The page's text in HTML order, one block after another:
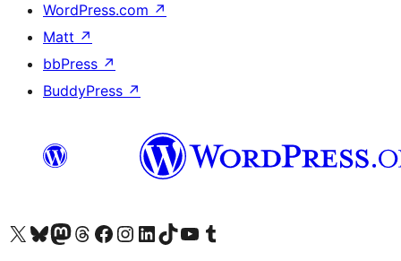
WordPress.com ↗
Matt ↗
bbPress ↗
BuddyPress ↗
Odwiedź nasze konto X (dawniej Twitter)
Odwiedź nasze konto Bluesky
Odwiedź nasze konto na Mastodoncie
Odwiedź naszego Threadsa
Odwiedź naszego Facebooka
Odwiedź nasze konto na Instagramie
Odwiedź nasze konto na LinkedIn
Odwiedź naszego TikToka
Odwiedź nasz kanał YouTube
Odwiedź naszego Tumblra